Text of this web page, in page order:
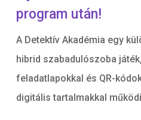
program után!
A Detektív Akadémia egy
hibrid szabadulószoba
feladatlapokkal és QR-
digitális tartalmakkal